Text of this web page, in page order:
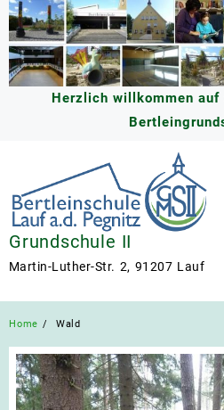
Skip
content
Herzlich willkommen auf
Grundschule II
Martin-Luther-Str. 2, 91207 Lauf
Home Wald